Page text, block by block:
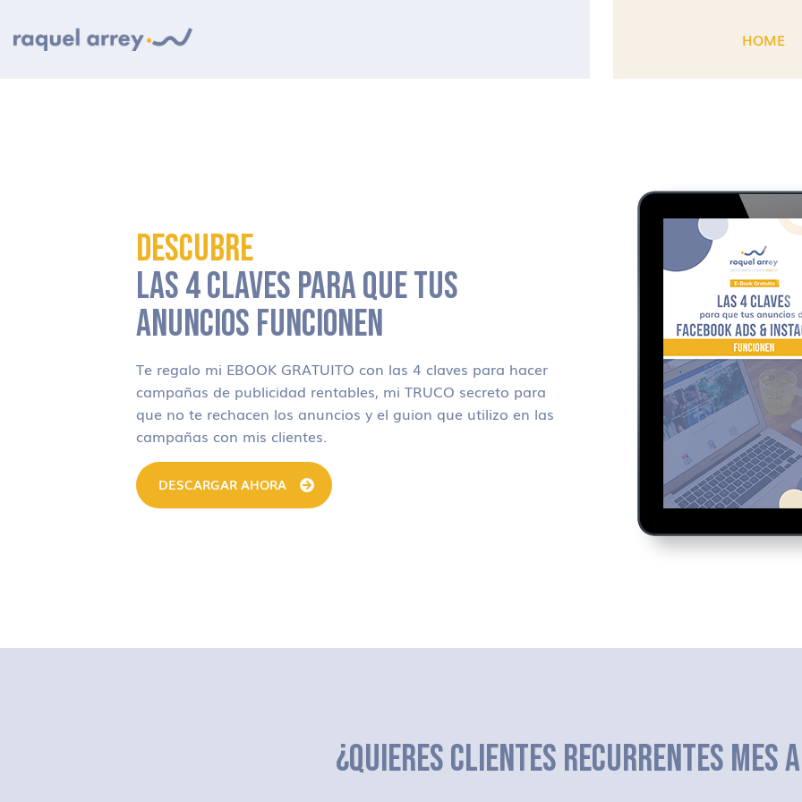
HOME
DESCUBRE
LAS 4 CLAVES PARA QUE TUS
ANUNCIOS FUNCIONEN
Te regalo mi EBOOK GRATUITO con las 4 claves para hacer
campañas de publicidad rentables, mi TRUCO secreto para
que no te rechacen los anuncios y el guion que utilizo en las
campañas con mis clientes.
DESCARGAR AHORA
¿QUIERES CLIENTES RECURRENTES MES